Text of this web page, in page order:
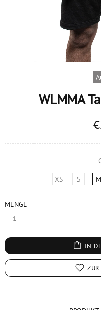
WLMMA
XS S M
MENGE
IN